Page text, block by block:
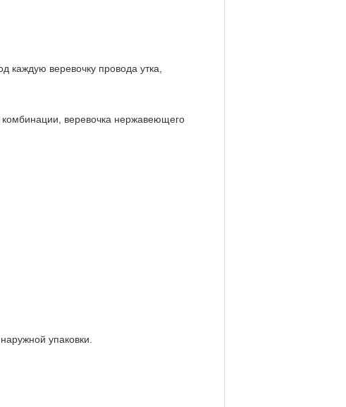
каждую веревочку провода утка,
комбинации, веревочка нержавеющего
упаковки.